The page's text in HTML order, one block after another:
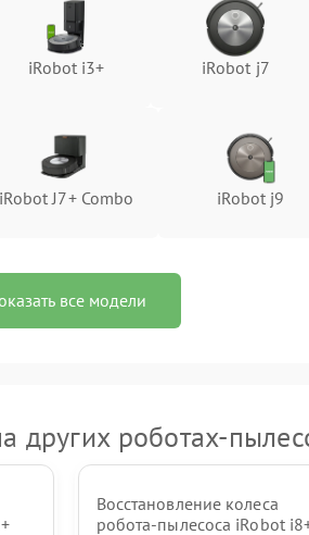
iRobot i3+ iRobot j7
iRobot J7+ Combo iRobot j9
все модели
других роботах-
Восстановление колеса
робота-пылесоса iRobot